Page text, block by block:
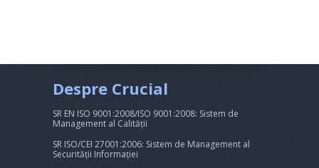
Despre Crucial
SR EN ISO 9001:2008/ISO 9001:2008: Sistem de
Management al Calității
SR ISO/CEI 27001:2006: Sistem de Management al
Securității Informației